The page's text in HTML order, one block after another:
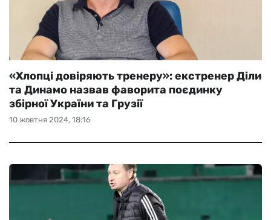
10 жовтня 2024, 18:16
«Хлопці довіряють тренеру»: екстренер Діли
та Динамо назвав фаворита поєдинку
збірної України та Грузії